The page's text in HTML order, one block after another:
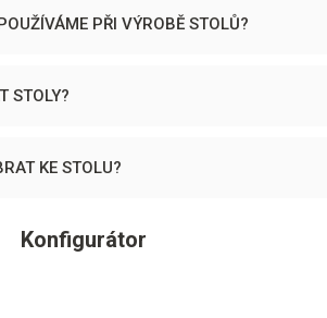
PŘI VÝROBĚ STOLŮ?
STOLY?
KE STOLU?
Konfigurátor